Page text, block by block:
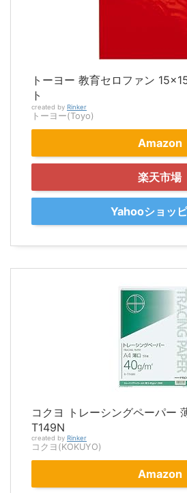
トーヨー 教育セロファン
ト
created by Rinker
トーヨー(Toyo)
Amazon
楽天市場
Yahooショッ
コクヨ トレーシングペーパー
T149N
created by Rinker
コクヨ(KOKUYO)
Amazon